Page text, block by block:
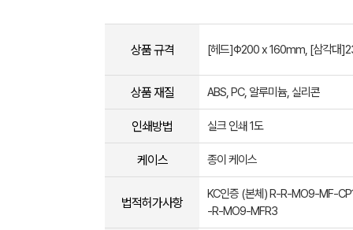
상품 규격 [헤드]Φ200 x 160mm, [삼각대
상품 재질 ABS, PC, 알루미늄, 실리콘
인쇄방법 실크 인쇄 1도
케이스 종이 케이스
법적허가사항
KC인증 (본체) R-R-MO9-MF-
-R-MO9-MFR3